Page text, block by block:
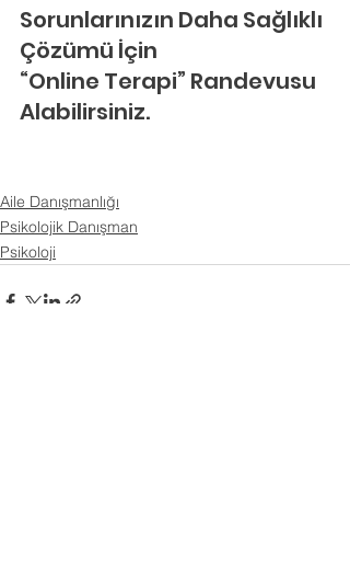
Sorunlarınızın Daha Sağlıklı
Çözümü İçin
“Online Terapi” Randevusu
Alabilirsiniz.
Aile Danışmanlığı
Psikolojik Danışman
Psikoloji